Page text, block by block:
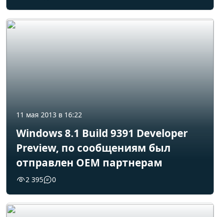
11 мая 2013 в 16:22
Windows 8.1 Build 9391 Developer
Preview, по сообщениям был
отправлен OEM партнерам
2 395 0